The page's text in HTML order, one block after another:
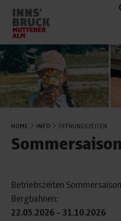
HOME INFO ÖFFNUNGSZEITEN
Betriebszeiten
Bergbahnen:
22.05.2026 - 31.10.2026